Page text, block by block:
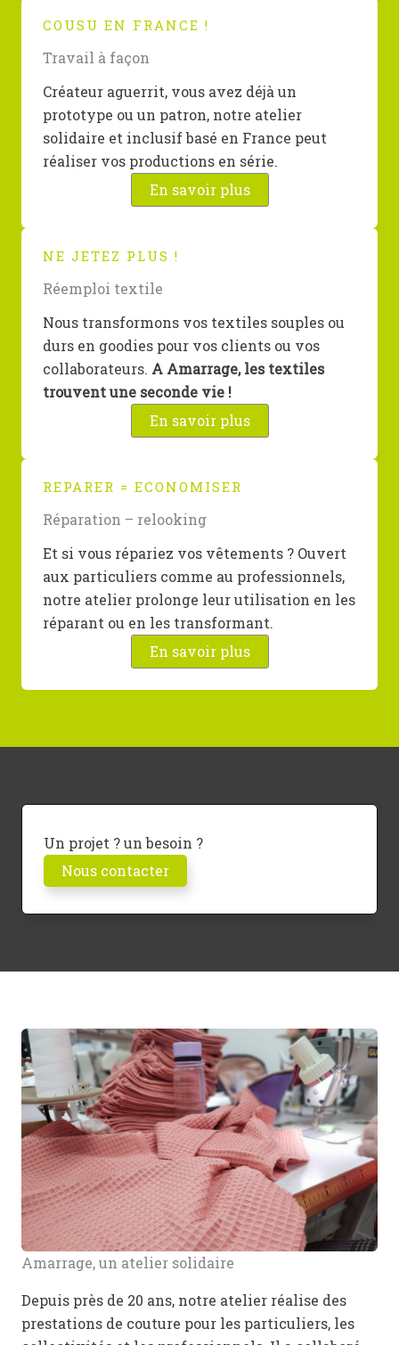
COUSU EN FRANCE !
Travail à façon
Créateur aguerrit, vous avez déjà un
prototype ou un patron, notre atelier
solidaire et inclusif basé en France peut
réaliser vos productions en série.
En savoir plus
NE JETEZ PLUS !
Réemploi textile
Nous transformons vos textiles souples ou
durs en goodies pour vos clients ou vos
collaborateurs. A Amarrage, les textiles
trouvent une seconde vie !
En savoir plus
REPARER = ECONOMISER
Réparation – relooking
Et si vous répariez vos vêtements ? Ouvert
aux particuliers comme au professionnels,
notre atelier prolonge leur utilisation en les
réparant ou en les transformant.
En savoir plus
Un projet ? un besoin ?
Nous contacter
Amarrage, un atelier solidaire
Depuis près de 20 ans, notre atelier réalise des
prestations de couture pour les particuliers, les